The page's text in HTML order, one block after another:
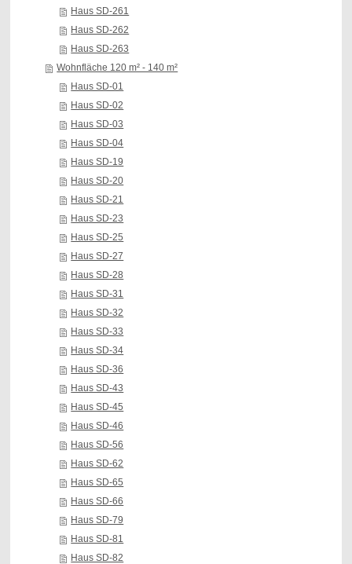
Haus SD-261
Haus SD-262
Haus SD-263
Wohnfläche 120 m² - 140 m²
Haus SD-01
Haus SD-02
Haus SD-03
Haus SD-04
Haus SD-19
Haus SD-20
Haus SD-21
Haus SD-23
Haus SD-25
Haus SD-27
Haus SD-28
Haus SD-31
Haus SD-32
Haus SD-33
Haus SD-34
Haus SD-36
Haus SD-43
Haus SD-45
Haus SD-46
Haus SD-56
Haus SD-62
Haus SD-65
Haus SD-66
Haus SD-79
Haus SD-81
Haus SD-82